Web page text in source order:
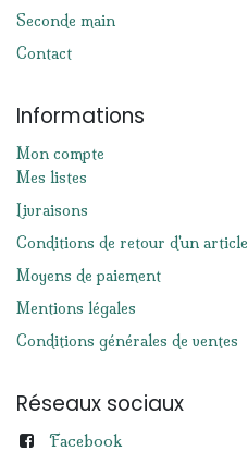
Seconde main
Contact
Informations
Mon compte
Mes listes
Livraisons
Conditions de retour d'un article
Moyens de paiement
Mentions légales
Conditions générales de ventes
Réseaux sociaux
Facebook